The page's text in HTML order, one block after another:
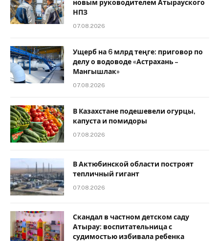
новым руководителем Атырауского
НПЗ
07.08.2026
Ущерб на 6 млрд теңге: приговор по
делу о водоводе «Астрахань –
Мангышлак»
07.08.2026
В Казахстане подешевели огурцы,
капуста и помидоры
07.08.2026
В Актюбинской области построят
тепличный гигант
07.08.2026
Скандал в частном детском саду
Атырау: воспитательница с
судимостью избивала ребенка